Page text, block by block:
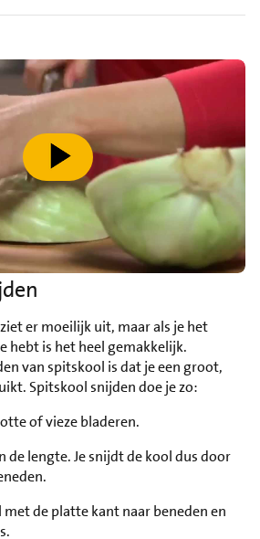
speel video af
er moeilijk uit, maar als je het
hebt is het heel gemakkelijk.
van spitskool is dat je een groot,
Spitskool snijden doe je zo:
of vieze bladeren.
de lengte. Je snijdt de kool dus door
met de platte kant naar beneden en